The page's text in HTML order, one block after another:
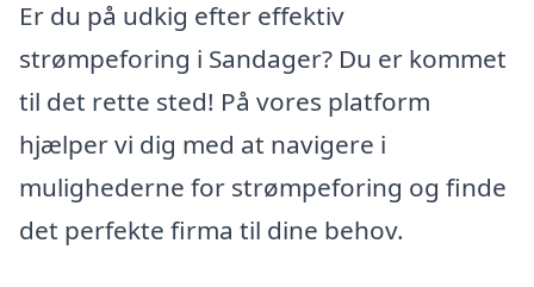
Er du på udkig efter effektiv
strømpeforing i Sandager? Du er kommet
til det rette sted! På vores platform
hjælper vi dig med at navigere i
mulighederne for strømpeforing og finde
det perfekte firma til dine behov.